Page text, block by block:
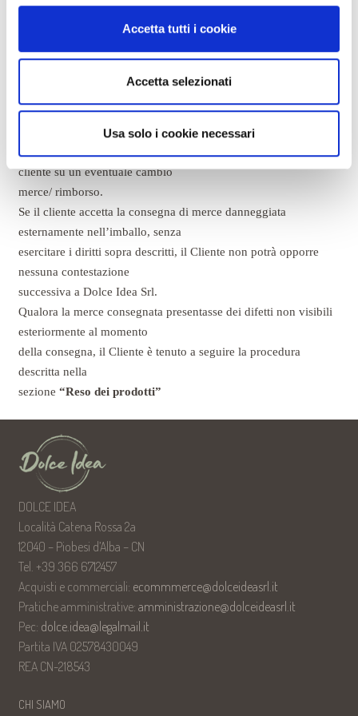
Accetta tutti i cookie
Accetta selezionati
Usa solo i cookie necessari
comunica:
2. Cognome
commerce”
descrivendo il difetto riscontrato.
Dopo aver ricevuto l’email Dolce Idea darà indicazioni al
cliente su un eventuale cambio
merce/ rimborso.
Se il cliente accetta la consegna di merce danneggiata
esternamente nell’imballo, senza
esercitare i diritti sopra descritti, il Cliente non potrà opporre
nessuna contestazione
successiva a Dolce Idea Srl.
Qualora la merce consegnata presentasse dei difetti non visibili
esteriormente al momento
della consegna, il Cliente è tenuto a seguire la procedura
descritta nella
sezione “Reso dei prodotti”
DOLCE IDEA
Località Catena Rossa 2a
12040 – Piobesi d’Alba – CN
Tel. +39 366 6712457
Acquisti e commerciali: ecommmerce@dolceideasrl.it
Pratiche amministrative: amministrazione@dolceideasrl.it
Pec: dolce.idea@legalmail.it
Partita IVA 02578430049
REA CN-218543
CHI SIAMO